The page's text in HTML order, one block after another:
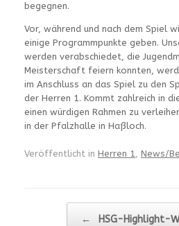
begegnen.
Vor, während und nach dem Spiel
einige Programmpunkte geben.
werden verabschiedet, die
Meisterschaft feiern konnten,
im Anschluss an das Spiel zu den
der Herren 1. Kommt zahlreich in
einen würdigen Rahmen zu
in der Pfalzhalle in Haßloch.
Veröffentlicht in Herren 1 News/
← HSG-Highlight-